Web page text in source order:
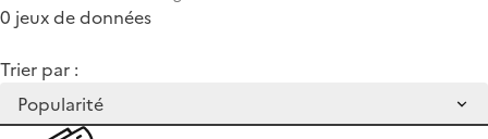
0 jeux de données
Trier par :